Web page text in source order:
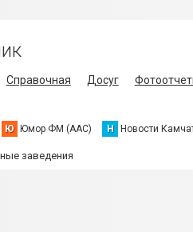
Справочная Досуг
Ю Юмор ФМ (AAC) Н Новости
заведения